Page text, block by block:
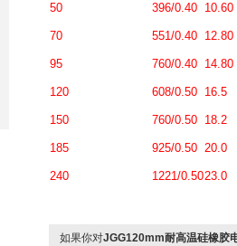
50 396/0.40 10.60
70 551/0.40 12.80
95 760/0.40 14.80
120 608/0.50 16.5
150 760/0.50 18.2
185 925/0.50 20.0
240 1221/0.5023.0
如果你对JGG120mm耐高温硅橡胶